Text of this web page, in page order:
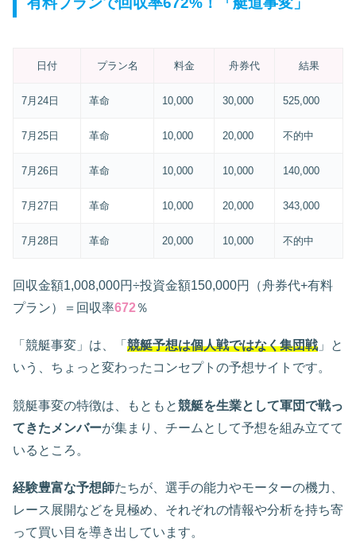
日付 プラン名 料金 舟券代 結果
7月24日 革命 10,000 30,000 525,000
7月25日 革命 10,000 20,000 不的中
7月26日 革命 10,000 10,000 140,000
7月27日 革命 10,000 20,000 343,000
7月28日 革命 20,000 10,000 不的中
回収金額1,008,000円÷投資金額150,000円（舟券代+有料
プラン）＝回収率672％
「競艇事変」は、「 競艇予想は個人戦ではなく集団戦」と
いう、ちょっと変わったコンセプトの予想サイトです。
競艇事変の特徴は、もともと競艇を生業として軍団で戦っ
てきたメンバーが集まり、チームとして予想を組み立てて
いるところ。
経験豊富な予想師たちが、選手の能力やモーターの機力、
レース展開などを見極め、それぞれの情報や分析を持ち寄
って買い目を導き出しています。